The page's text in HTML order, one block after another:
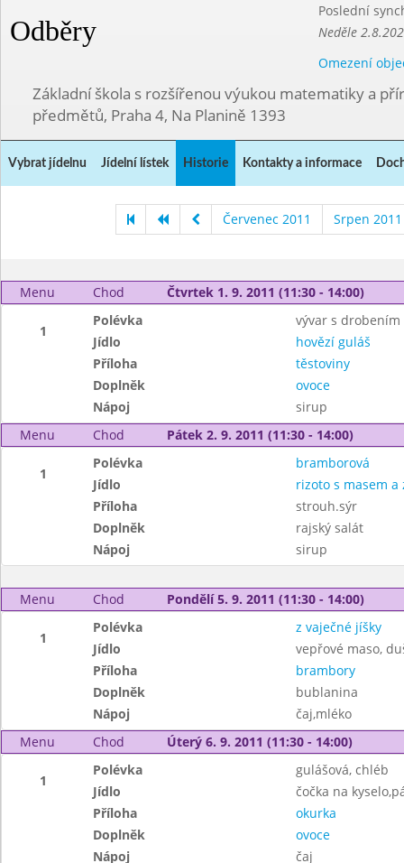
Odběry
Poslední
Neděle
Omezení
Základní škola s rozšířenou výukou matematiky a
předmětů, Praha 4, Na Planině 1393
Vybrat jídelnu Jídelní lístek Historie Kontakty a informace
Červenec 2011 Srpen 2011
Menu Chod Čtvrtek 1. 9. 2011 (11:30 - 14:00)
1
Polévka
vývar s drobením
Jídlo
hovězí guláš
Příloha
těstoviny
Doplněk
ovoce
Nápoj
sirup
Menu
Chod Pátek 2. 9. 2011 (11:30 - 14:00)
1
Polévka
bramborová
Jídlo
rizoto s masem a
Příloha
strouh.sýr
Doplněk
rajský salát
Nápoj
sirup
Menu Chod Pondělí 5. 9. 2011 (11:30 - 14:00)
1
Polévka
z vaječné jíšky
Jídlo
vepřové maso,
Příloha
brambory
Doplněk
bublanina
Nápoj
čaj,mléko
Menu
Chod Úterý 6. 9. 2011 (11:30 - 14:00)
1
Polévka
gulášová, chléb
Jídlo
čočka na
Příloha
okurka
Doplněk
ovoce
Nápoj
čaj